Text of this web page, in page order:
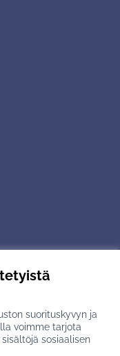
suorituskyvyn ja
voimme tarjota
sosiaalisen